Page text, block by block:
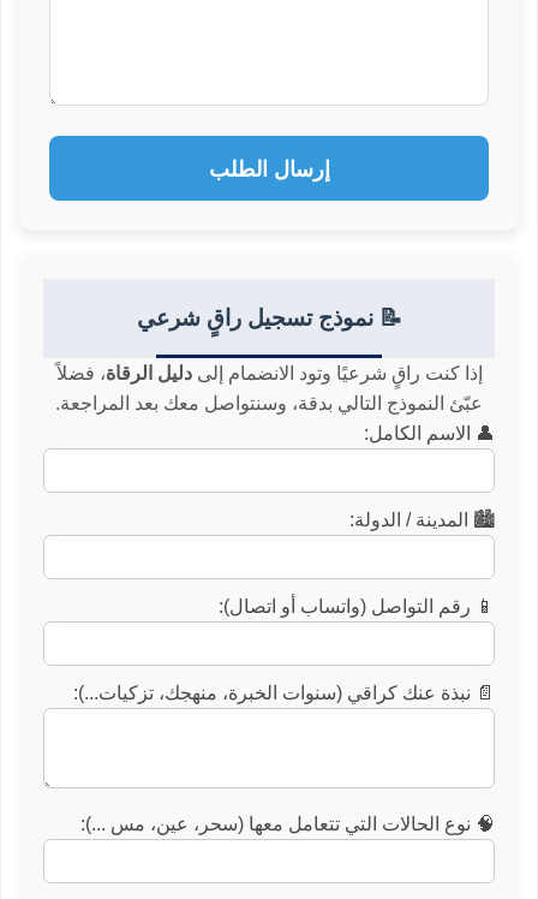
إرسال الطلب
📝 نموذج تسجيل راقٍ شرعي
إذا كنت راقٍ شرعيًا وتود الانضمام إلىدليل الرقاة، فضلاً
عبّئ النموذج التالي بدقة، وسنتواصل معك بعد المراجعة.
👤 الاسم الكامل:
🏙️ المدينة / الدولة:
📱 رقم التواصل (واتساب أو اتصال):
📄 نبذة عنك كراقي (سنوات الخبرة، منهجك، تزكيات...):
🧠 نوع الحالات التي تتعامل معها (سحر، عين، مس ...):